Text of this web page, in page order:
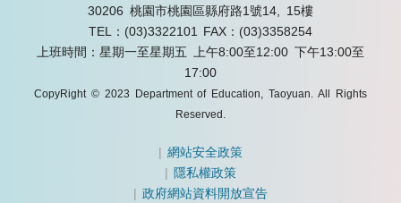
30206 桃園市桃園區縣府路1號14, 15樓
TEL：(03)3322101
FAX：(03)3358254
上班時間：星期一至星期五 上午8:00至12:00 下午13:00至
17:00
CopyRight © 2023 Department of Education, Taoyuan. All Rights
Reserved.
|網站安全政策
| 隱私權政策
|政府網站資料開放宣告